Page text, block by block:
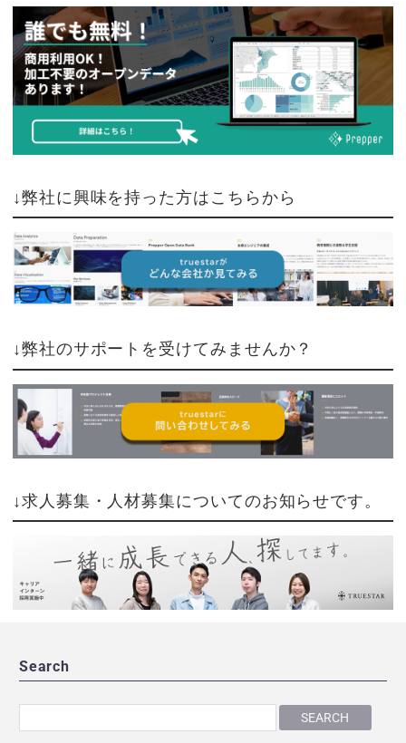
↓弊社に興味を持った方はこちらから
↓弊社のサポートを受けてみませんか？
↓求人募集・人材募集についてのお知らせです。
Search
SEARCH